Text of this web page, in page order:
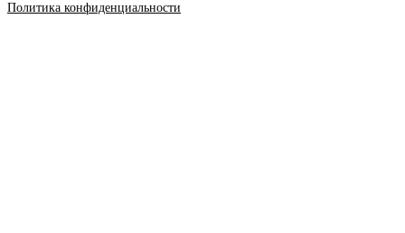
Политика конфиденциальности